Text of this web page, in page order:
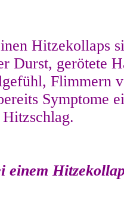
Hitzekollaps
Durst, gerötete
Flimmern
Symptome
einem